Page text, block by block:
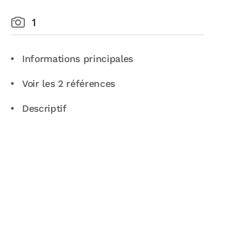
1
Informations principales
Voir les 2 références
Descriptif